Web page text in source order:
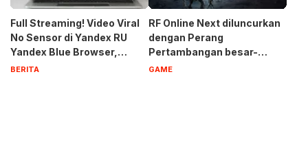
Full Streaming! Video Viral
No Sensor di Yandex RU
Yandex Blue Browser,
Privasi Aman Terbaru 2023
BERITA
RF Online Next diluncurkan
dengan Perang
Pertambangan besar-
besaran, Biosuit keren, dan
GAME